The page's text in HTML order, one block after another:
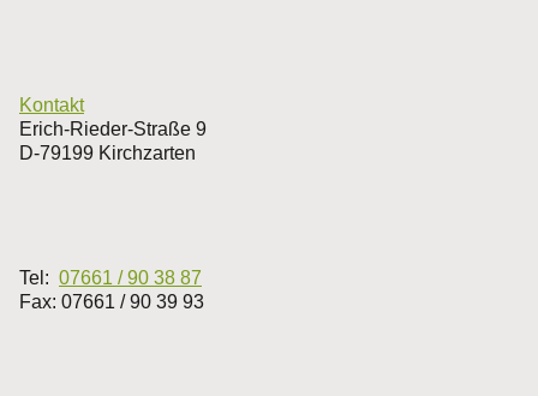
Kontakt
Erich-Rieder-Straße 9
D-79199 Kirchzarten
Tel: 07661 / 90 38 87
Fax: 07661 / 90 39 93